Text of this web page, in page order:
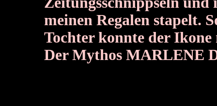
meinen Regalen stapelt.
Tochter konnte der Ikone
Der Mythos MARLENE